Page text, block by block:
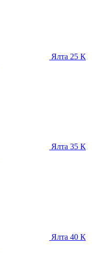
Ялта 25 К
Ялта 35 К
Ялта 40 К